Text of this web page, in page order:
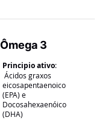
Ômega 3
Principio ativo:
Ácidos graxos
eicosapentaenoico
(EPA) e
Docosahexaenóico
(DHA)